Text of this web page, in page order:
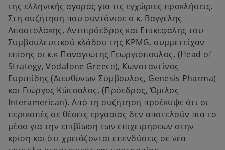
της ελληνικής αγοράς για τις εγχώριες προκλήσεις.
Στη συζήτηση που συντόνισε ο κ. Βαγγέλης
Αποστολάκης, Αντιπρόεδρος και Επικεφαλής του
Συμβουλευτικού κλάδου της ΚPMG, συμμετείχαν
επίσης οι κ.κ Παναγιώτης Γεωργιόπουλος, (Head of
Strategy, Vodafone Greece), Κωνσταντίνος
Ευριπίδης (Διευθύνων Σύμβουλος, Genesis Pharma)
και Γιώργος Κώτσαλος, (Πρόεδρος, Όμιλος
Interamerican). Από τη συζήτηση προέκυψε ότι οι
περικοπές σε θέσεις εργασίας δεν αποτελούν πια το
μέσο για την επιβίωση των επιχειρήσεων στην
κρίση και ότι χρειάζονται επενδύσεις σε νέα